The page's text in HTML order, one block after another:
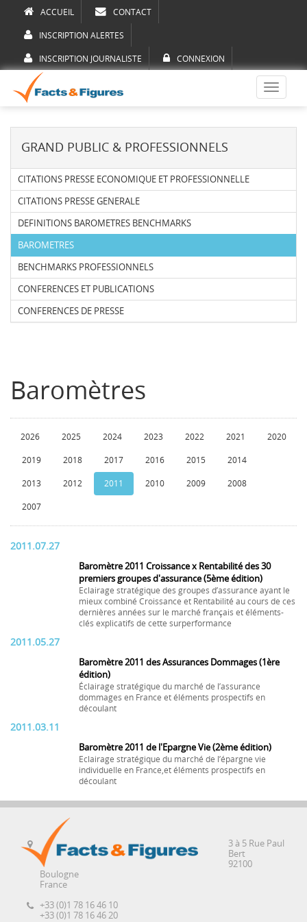
ACCUEIL CONTACT
INSCRIPTION ALERTES
INSCRIPTION JOURNALISTE CONNEXION
Toggle
GRAND PUBLIC & PROFESSIONNELS
CITATIONS PRESSE ECONOMIQUE ET PROFESSIONNELLE
CITATIONS PRESSE GENERALE
DEFINITIONS BAROMETRES BENCHMARKS
BAROMETRES
BENCHMARKS PROFESSIONNELS
CONFERENCES ET PUBLICATIONS
CONFERENCES DE PRESSE
Baromètres
2026 2025 2024 2023 2022 2021 2020
2019 2018 2017 2016 2015 2014
2013 2012 2011 2010 2009 2008
2007
2011.07.27
Baromètre 2011 Croissance x Rentabilité des 30
premiers groupes d'assurance (5ème édition)
Eclairage stratégique des groupes d’assurance ayant le
mieux combiné Croissance et Rentabilité au cours de ces
dernières années sur le marché français et éléments-
clés explicatifs de cette surperformance
2011.05.27
Baromètre 2011 des Assurances Dommages (1ère
édition)
Éclairage stratégique du marché de l’assurance
dommages en France et éléments prospectifs en
découlant
2011.03.11
Baromètre 2011 de l'Epargne Vie (2ème édition)
Eclairage stratégique du marché de l’épargne vie
individuelle en France,et éléments prospectifs en
découlant
3 à 5 Rue Paul
Bert
92100
Boulogne
France
+33 (0)1 78 16 46 10
+33 (0)1 78 16 46 20